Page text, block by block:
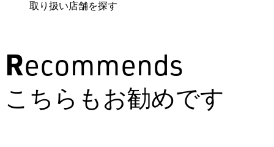
取り扱い店舗を探す
Recommends
こちらもお勧めです